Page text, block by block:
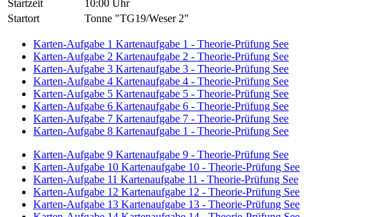
Startzeit
10:00 Uhr
Startort
Tonne "TG19/Weser 2"
Karten-Aufgabe 1 Kartenaufgabe 1 - Theorie-Prüfung See
Karten-Aufgabe 2 Kartenaufgabe 2 - Theorie-Prüfung See
Karten-Aufgabe 3 Kartenaufgabe 3 - Theorie-Prüfung See
Karten-Aufgabe 4 Kartenaufgabe 4 - Theorie-Prüfung See
Karten-Aufgabe 5 Kartenaufgabe 5 - Theorie-Prüfung See
Karten-Aufgabe 6 Kartenaufgabe 6 - Theorie-Prüfung See
Karten-Aufgabe 7 Kartenaufgabe 7 - Theorie-Prüfung See
Karten-Aufgabe 8 Kartenaufgabe 1 - Theorie-Prüfung See
Karten-Aufgabe 9 Kartenaufgabe 9 - Theorie-Prüfung See
Karten-Aufgabe 10 Kartenaufgabe 10 - Theorie-Prüfung See
Karten-Aufgabe 11 Kartenaufgabe 11 - Theorie-Prüfung See
Karten-Aufgabe 12 Kartenaufgabe 12 - Theorie-Prüfung See
Karten-Aufgabe 13 Kartenaufgabe 13 - Theorie-Prüfung See